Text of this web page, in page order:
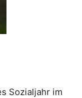
Sozialjahr im